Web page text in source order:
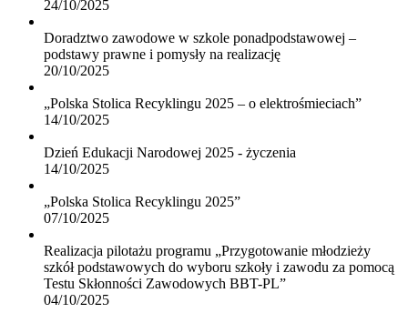
24/10/2025
Doradztwo zawodowe w szkole ponadpodstawowej –
podstawy prawne i pomysły na realizację
20/10/2025
„Polska Stolica Recyklingu 2025 – o elektrośmieciach”
14/10/2025
Dzień Edukacji Narodowej 2025 - życzenia
14/10/2025
„Polska Stolica Recyklingu 2025”
07/10/2025
Realizacja pilotażu programu „Przygotowanie młodzieży
szkół podstawowych do wyboru szkoły i zawodu za pomocą
Testu Skłonności Zawodowych BBT-PL”
04/10/2025